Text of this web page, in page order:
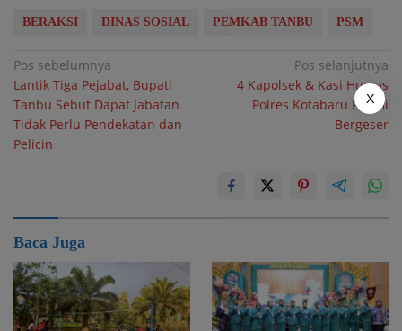
BERAKSI DINAS SOSIAL PEMKAB TANBU PSM
Navigasi
pos
Pos sebelumnya
Lantik Tiga Pejabat, Bupati
Tanbu Sebut Dapat Jabatan
Tidak Perlu Pendekatan dan
Pelicin
Pos selanjutnya
4 Kapolsek & Kasi Humas
Polres Kotabaru Resmi
Bergeser
Baca Juga
X